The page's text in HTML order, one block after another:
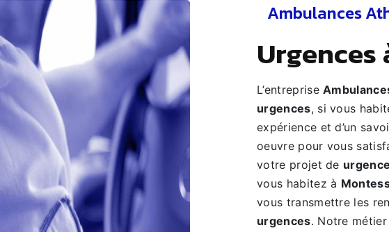
Ambulances
L’entreprise
urgences, si vous
expérience et d’un
oeuvre pour vous
votre projet de
vous habitez à
vous transmettre les
urgences. Notre